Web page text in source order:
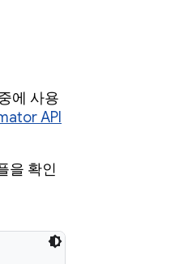
에 사용
API
을 확인